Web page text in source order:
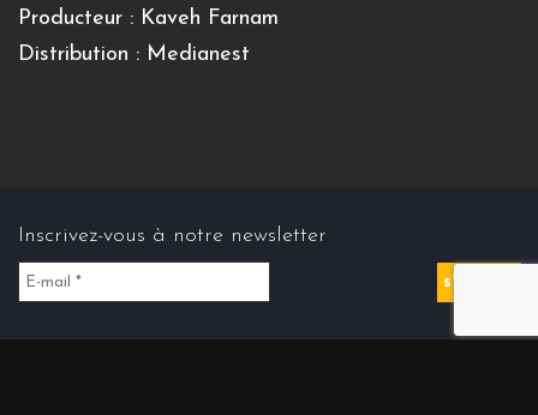
Producteur : Kaveh Farnam
Distribution : Medianest
Inscrivez-vous à notre newsletter